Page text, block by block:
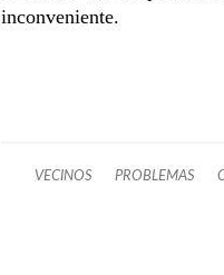
inconveniente.
VECINOS PROBLEMAS